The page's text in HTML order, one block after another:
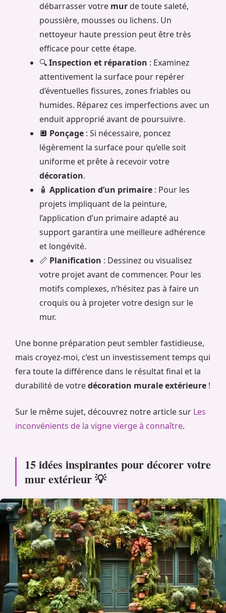
débarrasser votre mur de toute saleté,
poussière, mousses ou lichens. Un
nettoyeur haute pression peut être très
efficace pour cette étape.
🔍Inspection et réparation : Examinez
attentivement la surface pour repérer
d’éventuelles fissures, zones friables ou
humides. Réparez ces imperfections avec un
enduit approprié avant de poursuivre.
🔲 Ponçage : Si nécessaire, poncez
légèrement la surface pour qu’elle soit
uniforme et prête à recevoir votre
décoration.
🧴 Application d’un primaire : Pour les
projets impliquant de la peinture,
l’application d’un primaire adapté au
support garantira une meilleure adhérence
et longévité.
📏 Planification : Dessinez ou visualisez
votre projet avant de commencer. Pour les
motifs complexes, n’hésitez pas à faire un
croquis ou à projeter votre design sur le
mur.
Une bonne préparation peut sembler fastidieuse,
mais croyez-moi, c’est un investissement temps qui
fera toute la différence dans le résultat final et la
durabilité de votredécoration murale extérieure !
Sur le même sujet, découvrez notre article sur Les
inconvénients de la vigne vierge à connaître.
15 idées inspirantes pour décorer votre
mur extérieur 💡